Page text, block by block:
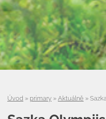
Úvod » primary » Aktuálně »